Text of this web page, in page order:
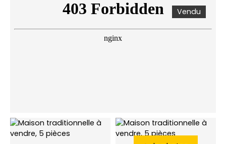
Vendu